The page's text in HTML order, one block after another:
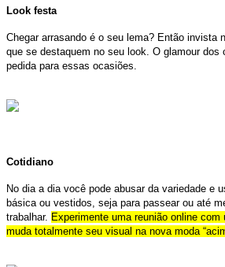
Look festa
Chegar arrasando é o seu lema? Então invista
que se destaquem no seu look. O glamour dos
pedida para essas ocasiões.
Cotidiano
No dia a dia você pode abusar da variedade e
básica ou vestidos, seja para passear ou até
trabalhar. Experimente uma reunião online
muda totalmente seu visual na nova moda